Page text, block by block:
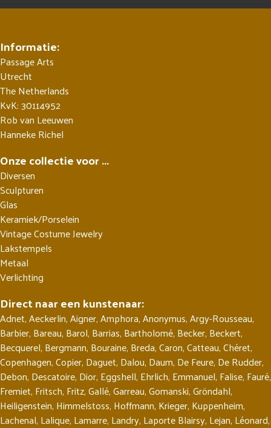
Informatie:
Passage Arts
Utrecht
The Netherlands
KvK: 30114952
Rob van Leeuwen
Hanneke Richel
Onze collectie voor ...
Diversen
Sculpturen
Glas
Keramiek/Porselein
Vintage Costume Jewelry
Lakstempels
Metaal
Verlichting
Direct naar een kunstenaar:
Adnet,Aeckerlin,Aigner,Amphora,Anonymus,Argy-Rousseau,
Barbier, Bareau, Barol, Barrias, Bartholomé, Becker, Beckert,
Becquerel, Bergmann, Bouraine, Breda,Caron,Catteau,Chéret,
Copenhagen,Copier, Daguet, Dalou, Daum, De Feure, De Rudder,
Debon, Descatoire, Dior, Eggshell, Ehrlich, Emmanuel, Falise, Fauré,
Fremiet, Fritsch, Fritz,Gallé,Garreau,Gomanski,Gröndahl,
Heiligenstein, Himmelstoss, Hoffmann, Krieger, Kuppenheim,
Lachenal, Lalique, Lamarre, Landry, Laporte Blairsy, Lejan, Léonard,